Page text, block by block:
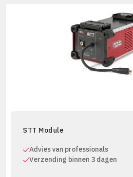
STT Module
Advies van professionals
Verzending binnen 3 dagen